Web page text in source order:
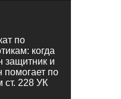
по
когда
защитник и
помогает по
ст. 228 УК